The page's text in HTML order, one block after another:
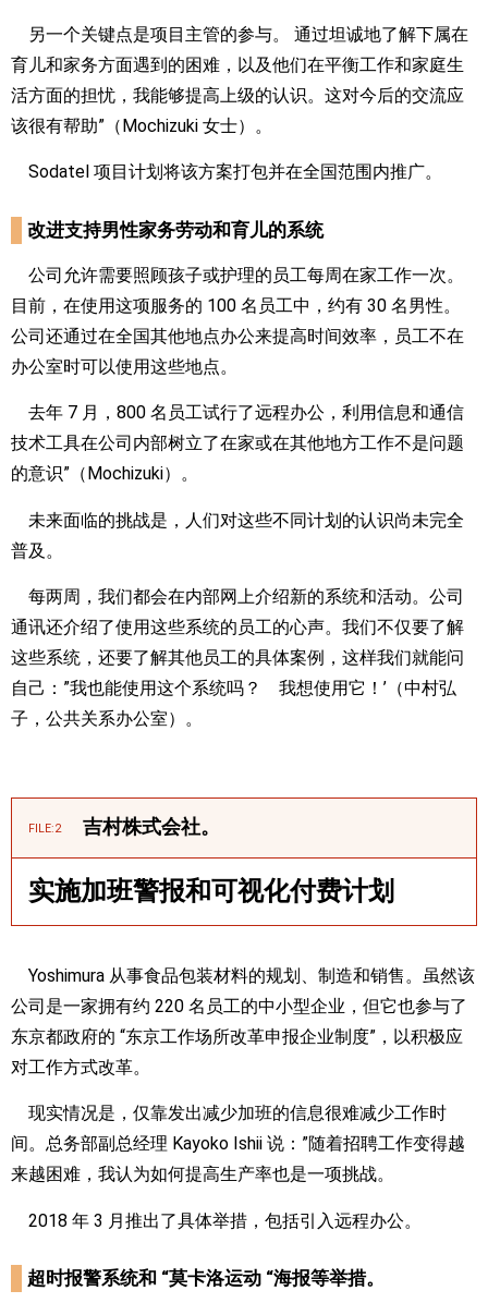
另一个关键点是项目主管的参与。 通过坦诚地了解下属在
育儿和家务方面遇到的困难，以及他们在平衡工作和家庭生
活方面的担忧，我能够提高上级的认识。这对今后的交流应
该很有帮助”（Mochizuki 女士）。
Sodatel 项目计划将该方案打包并在全国范围内推广。
改进支持男性家务劳动和育儿的系统
公司允许需要照顾孩子或护理的员工每周在家工作一次。
目前，在使用这项服务的 100 名员工中，约有 30 名男性。
公司还通过在全国其他地点办公来提高时间效率，员工不在
办公室时可以使用这些地点。
去年 7 月，800 名员工试行了远程办公，利用信息和通信
技术工具在公司内部树立了在家或在其他地方工作不是问题
的意识”（Mochizuki）。
未来面临的挑战是，人们对这些不同计划的认识尚未完全
普及。
每两周，我们都会在内部网上介绍新的系统和活动。公司
通讯还介绍了使用这些系统的员工的心声。我们不仅要了解
这些系统，还要了解其他员工的具体案例，这样我们就能问
自己：”我也能使用这个系统吗？ 我想使用它！’（中村弘
子，公共关系办公室）。
FILE:2 吉村株式会社。
实施加班警报和可视化付费计划
Yoshimura 从事食品包装材料的规划、制造和销售。虽然该
公司是一家拥有约 220 名员工的中小型企业，但它也参与了
东京都政府的 “东京工作场所改革申报企业制度”，以积极应
对工作方式改革。
现实情况是，仅靠发出减少加班的信息很难减少工作时
间。总务部副总经理 Kayoko Ishii 说：”随着招聘工作变得越
来越困难，我认为如何提高生产率也是一项挑战。
2018 年 3 月推出了具体举措，包括引入远程办公。
超时报警系统和 “莫卡洛运动 “海报等举措。